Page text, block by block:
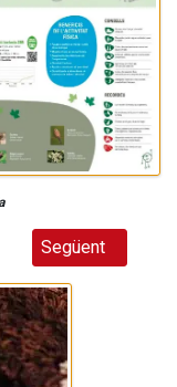
de Tarragona
Article següent:
Següent